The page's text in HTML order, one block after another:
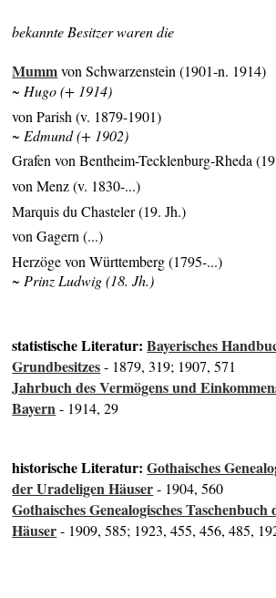
bekannte Besitzer waren die
Mummvon Schwarzenstein (1901-n. 1914)
~ Hugo (+ 1914)
von Parish (v. 1879-1901)
~ Edmund (+ 1902)
Grafen von Bentheim-Tecklenburg-Rheda
von Menz (v. 1830-...)
Marquis du Chasteler (19. Jh.)
von Gagern (...)
Herzöge von Württemberg (1795-...)
~ Prinz Ludwig (18. Jh.)
statistische Literatur:Bayerisches
Grundbesitzes- 1879, 319; 1907, 571
Jahrbuch des Vermögens und
Bayern- 1914, 29
historische Literatur:Gothaisches
der Uradeligen Häuser- 1904, 560
Gothaisches Genealogisches
Häuser- 1909, 585; 1923, 455, 456, 485,